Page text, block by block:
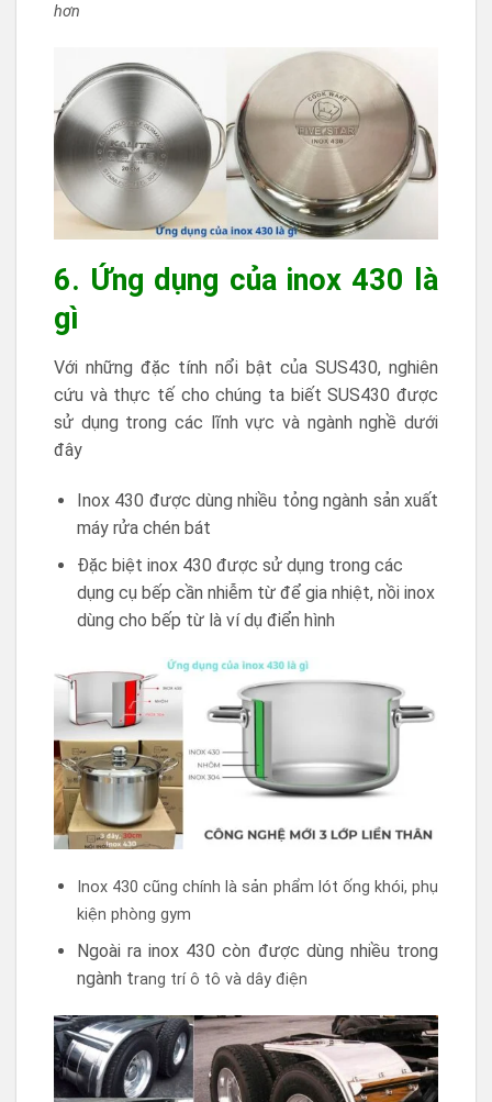
hơn
6. Ứng dụng của inox 430 là
gì
Với những đặc tính nổi bật của SUS430, nghiên
cứu và thực tế cho chúng ta biết SUS430 được
sử dụng trong các lĩnh vực và ngành nghề dưới
đây
Inox 430 được dùng nhiều tỏng ngành sản xuất
máy rửa chén bát
Đặc biệt inox 430 được sử dụng trong các
dụng cụ bếp cần nhiễm từ để gia nhiệt, nồi inox
dùng cho bếp từ là ví dụ điển hình
Inox 430 cũng chính là sản phẩm lót ống khói, phụ
kiện phòng gym
Ngoài ra inox 430 còn được dùng nhiều trong
ngành trang trí ô tô và dây điện